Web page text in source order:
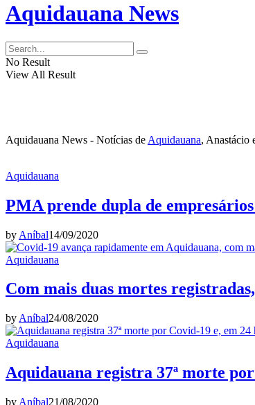
Aquidauana News
No Result
View All Result
Aquidauana News - Notícias de Aquidauana, Anastácio
Aquidauana
PMA prende dupla de
by Aníbal14/09/2020
Aquidauana
Com mais duas mortes
by Aníbal24/08/2020
Aquidauana
Aquidauana registra 37ª morte
by Aníbal21/08/2020